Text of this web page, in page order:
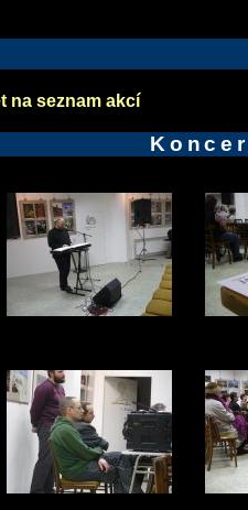
na seznam akcí